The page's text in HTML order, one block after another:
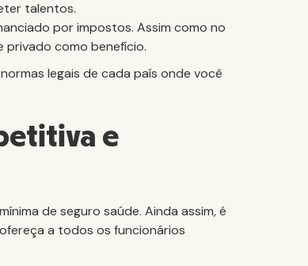
talentos.
por impostos. Assim como no
privado como benefício.
legais de cada país onde você
e
de seguro saúde. Ainda assim, é
a todos os funcionários